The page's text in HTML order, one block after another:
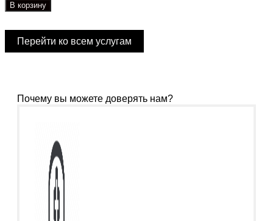
В корзину
Перейти ко всем услугам
Почему вы можете доверять нам?